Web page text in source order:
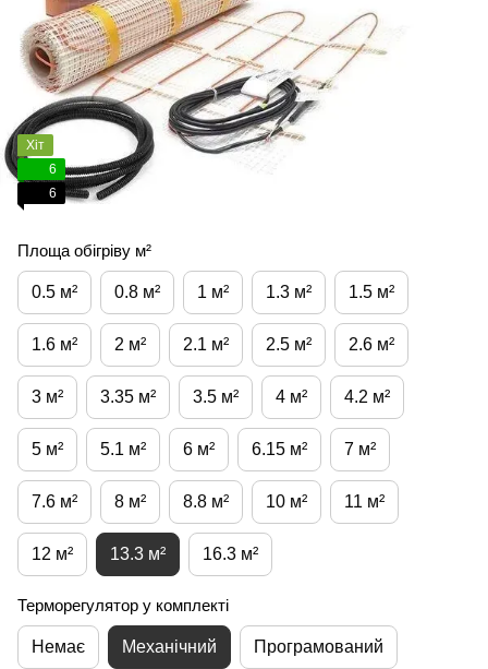
Хіт
6
6
Площа обігріву м²
0.5 м² 0.8 м² 1 м² 1.3 м² 1.5 м²
1.6 м² 2 м² 2.1 м² 2.5 м² 2.6 м²
3 м² 3.35 м² 3.5 м² 4 м² 4.2 м²
5 м² 5.1 м² 6 м² 6.15 м² 7 м²
7.6 м² 8 м² 8.8 м² 10 м² 11 м²
12 м² 13.3 м² 16.3 м²
Терморегулятор у комплекті
Немає Механічний Програмований